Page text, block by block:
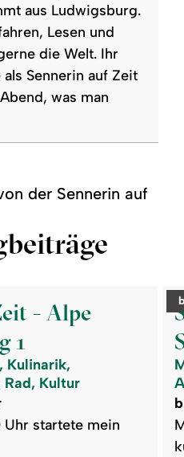
aus Ludwigsburg.
Lesen und
die Welt. Ihr
Sennerin auf Zeit
was man
der Sennerin auf
- Alpe
1
Kulinarik,
Kultur
Uhr startete mein
auf
Tag